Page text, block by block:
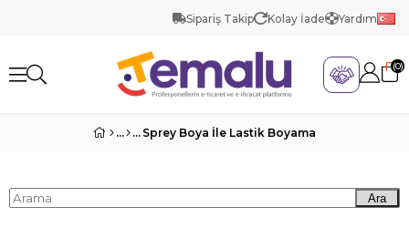
Sipariş Takip Kolay İade Yardım
0
Sprey Boya İle Lastik Boyama
Ara